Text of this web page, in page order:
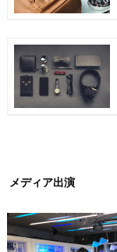
メディア出演